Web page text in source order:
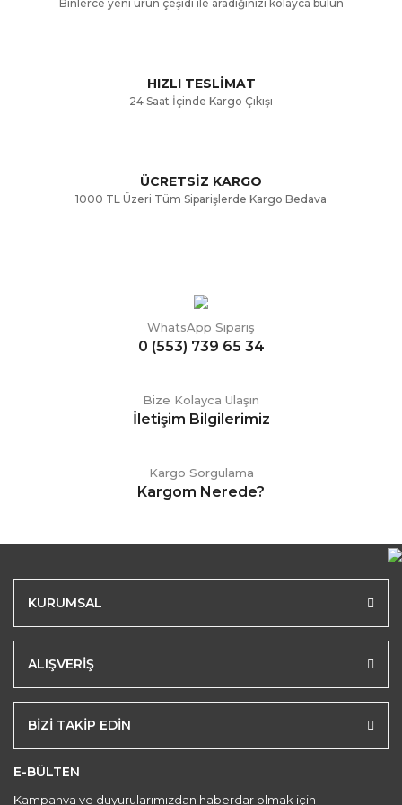
Gönder
Binlerce yeni ürün çeşidi ile aradığınızı kolayca bulun
HIZLI TESLİMAT
24 Saat İçinde Kargo Çıkışı
ÜCRETSİZ KARGO
1000 TL Üzeri Tüm Siparişlerde Kargo Bedava
WhatsApp Sipariş
0 (553) 739 65 34
Bize Kolayca Ulaşın
İletişim Bilgilerimiz
Kargo Sorgulama
Kargom Nerede?
KURUMSAL
ALIŞVERİŞ
BİZİ TAKİP EDİN
E-BÜLTEN
Kampanya ve duyurularımızdan haberdar olmak için